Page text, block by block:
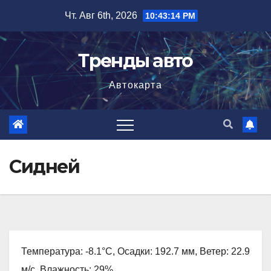
содержимому
Чт. Авг 6th, 2026 10:43:15 PM
Тренды авто
Автокарта
Сидней
Температура: -8.1°C, Осадки: 192.7 мм, Ветер: 22.9